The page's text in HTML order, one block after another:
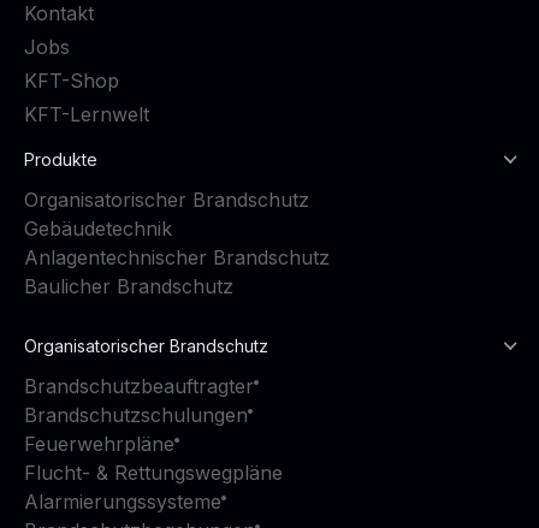
Kontakt
Jobs
KFT-Shop
KFT-Lernwelt
Produkte
Organisatorischer Brandschutz
Gebäudetechnik
Anlagentechnischer Brandschutz
Baulicher Brandschutz
Organisatorischer Brandschutz
Brandschutzbeauftragter
Brandschutzschulungen
Feuerwehrpläne
Flucht- & Rettungswegpläne
Alarmierungssysteme